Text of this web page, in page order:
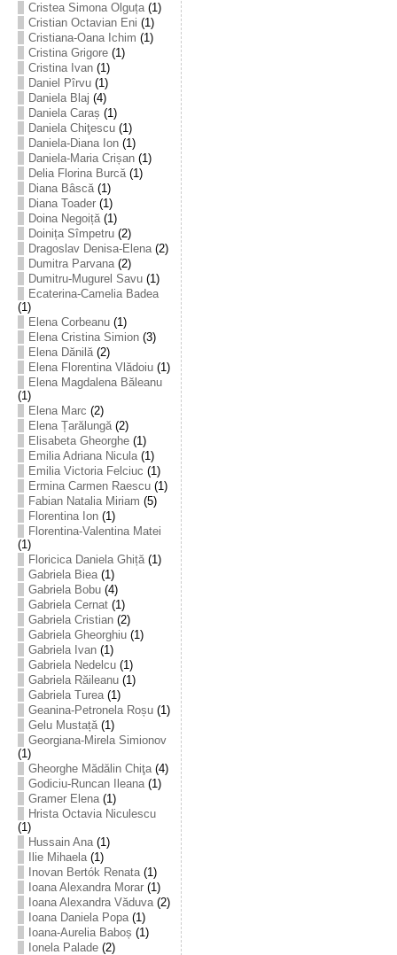
Cristea Simona Olguța(1)
Cristian Octavian Eni (1)
Cristiana-Oana Ichim (1)
Cristina Grigore(1)
Cristina Ivan(1)
Daniel Pîrvu(1)
Daniela Blaj (4)
Daniela Caraș (1)
Daniela Chiţescu(1)
Daniela-Diana Ion(1)
Daniela-Maria Crișan(1)
Delia Florina Burcă(1)
Diana Bâscă(1)
Diana Toader(1)
Doina Negoiță(1)
Doinița Sîmpetru(2)
Dragoslav Denisa-Elena(2)
Dumitra Parvana(2)
Dumitru-Mugurel Savu(1)
Ecaterina-Camelia Badea
(1)
Elena Corbeanu(1)
Elena Cristina Simion(3)
Elena Dănilă(2)
Elena Florentina Vlădoiu(1)
Elena Magdalena Băleanu
(1)
Elena Marc (2)
Elena Țarălungă(2)
Elisabeta Gheorghe(1)
Emilia Adriana Nicula(1)
Emilia Victoria Felciuc (1)
Ermina Carmen Raescu(1)
Fabian Natalia Miriam (5)
Florentina Ion(1)
Florentina-Valentina Matei
(1)
Floricica Daniela Ghiță(1)
Gabriela Biea(1)
Gabriela Bobu(4)
Gabriela Cernat(1)
Gabriela Cristian(2)
Gabriela Gheorghiu(1)
Gabriela Ivan(1)
Gabriela Nedelcu(1)
Gabriela Răileanu(1)
Gabriela Turea(1)
Geanina-Petronela Roșu(1)
Gelu Mustață(1)
Georgiana-Mirela Simionov
(1)
Gheorghe Mădălin Chiţa(4)
Godiciu-Runcan Ileana(1)
Gramer Elena(1)
Hrista Octavia Niculescu
(1)
Hussain Ana(1)
Ilie Mihaela(1)
Inovan Bertók Renata(1)
Ioana Alexandra Morar(1)
Ioana Alexandra Văduva(2)
Ioana Daniela Popa(1)
Ioana-Aurelia Baboș (1)
Ionela Palade(2)